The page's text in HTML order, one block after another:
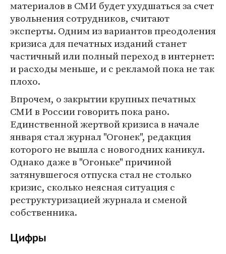
материалов в СМИ будет ухудшаться за счет
увольнения сотрудников, считают
эксперты. Одним из вариантов преодоления
кризиса для печатных изданий станет
частичный или полный переход в интернет:
и расходы меньше, и с рекламой пока не так
плохо.
Впрочем, о закрытии крупных печатных
СМИ в России говорить пока рано.
Единственной жертвой кризиса в начале
января стал журнал "Огонек", редакция
которого не вышла с новогодних каникул.
Однако даже в "Огоньке" причиной
затянувшегося отпуска стал не столько
кризис, сколько неясная ситуация с
реструктуризацией журнала и сменой
собственника.
Цифры